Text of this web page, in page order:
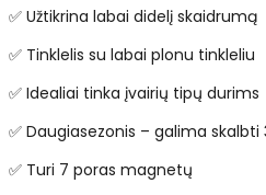
✅ Užtikrina labai didelį skaidrumą
✅ Tinklelis su labai plonu tinkleliu
✅ Idealiai tinka įvairių tipų durims
✅ Daugiasezonis – galima
✅ Turi 7 poras magnetų